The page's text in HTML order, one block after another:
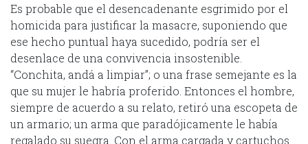
Es probable que el desencadenante esgrimido por el
homicida para justificar la masacre, suponiendo que
ese hecho puntual haya sucedido, podría ser el
desenlace de una convivencia insostenible.
“Conchita, andá a limpiar”; o una frase semejante es la
que su mujer le habría proferido. Entonces el hombre,
siempre de acuerdo a su relato, retiró una escopeta de
un armario; un arma que paradójicamente le había
regalado su suegra. Con el arma cargada y cartuchos